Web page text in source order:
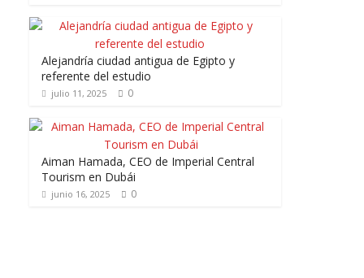
Alejandría ciudad antigua de Egipto y
referente del estudio
julio 11, 2025 0
Aiman Hamada, CEO de Imperial Central
Tourism en Dubái
junio 16, 2025 0